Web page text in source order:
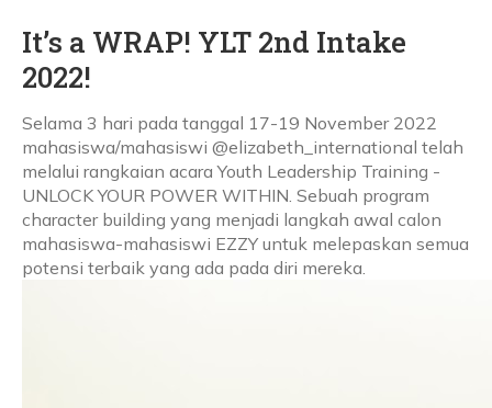
It’s a WRAP! YLT 2nd Intake
2022!
Selama 3 hari pada tanggal 17-19 November 2022
mahasiswa/mahasiswi @elizabeth_international telah
melalui rangkaian acara Youth Leadership Training -
UNLOCK YOUR POWER WITHIN. Sebuah program
character building yang menjadi langkah awal calon
mahasiswa-mahasiswi EZZY untuk melepaskan semua
potensi terbaik yang ada pada diri mereka.